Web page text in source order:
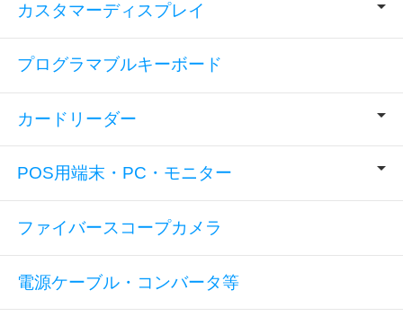
カスタマーディスプレイ
プログラマブルキーボード
カードリーダー
POS用端末・PC・モニター
ファイバースコープカメラ
電源ケーブル・コンバータ等